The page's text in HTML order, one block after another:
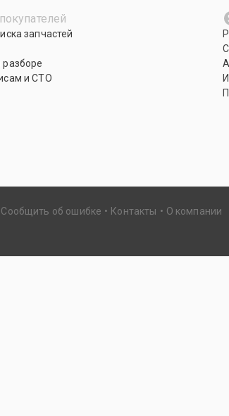
запчастей
и СТО
Сообщить об ошибке Контакты О компании